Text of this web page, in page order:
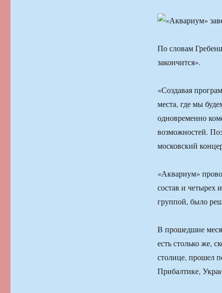
По словам
закончится».
«Создавая
места, где мы
одновременно
возможностей.
московский
«Аквариум»
состав и четырех
группой, было
В прошедшие
есть столько же,
столице, прошел
Прибалтике,